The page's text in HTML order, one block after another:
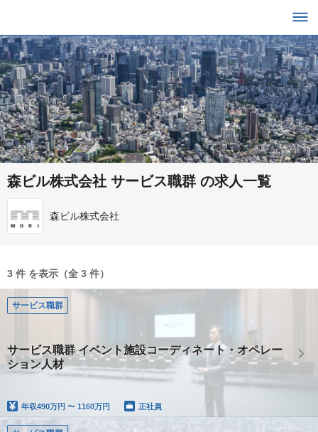
森ビル株式会社 サービス職群 の求人一覧
森ビル株式会社
3 件 を表示（全 3 件）
サービス職群
サービス職群 イベント施設コーディネート・オペレー
ション人材
年収490万円 〜 1160万円 正社員